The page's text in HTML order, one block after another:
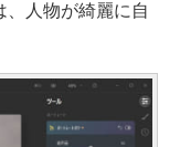
、人物が綺麗に自